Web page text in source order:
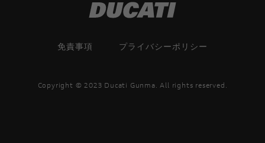
免責事項 プライバシーポリシー
Copyright © 2023 Ducati Gunma. All rights reserved.